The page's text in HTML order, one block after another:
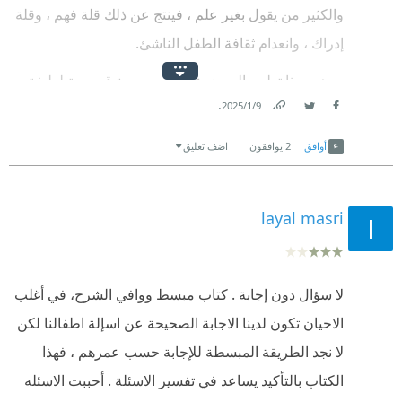
والكثير من يقول بغير علم ، فينتج عن ذلك قلة فهم ، وقلة
إدراك ، وانعدام ثقافة الطفل الناشئ.
ـ وهي بهذا تطرح الموضوعات في صورة قصصية لطيفة ،
تطرحها مزيجًا من الأسئلة الحرجة التربوية والجنسية
والنفسية والعقدية والتعبدية والعلمية الشائكة ، التي يقف
العقل عند حدودها أحيانًا ، ويستعمل في شيء منها أحيانًا ..
إلى عقولنا فنفهم ونعلم .
ـ وقد أجادت أيما إجادة في جزء الأسئلة الحرجة والتربية
النفسية والبدنية والثقافة الجنسية والتوعوية ، كما أجادت
في تبسيط الأسئلة التعبدية عن الصوم والزكاة والحج
والصلاة ، والموت والحياة ، والظلم والجنة والنار ،
والعقاب والعذاب .. كذا في القسم الأخير حول الأسئلة
9‏/1‏/2025
.
أوافق 2 يوافقون اضف تعليق
layal masri
لا سؤال دون إجابة . كتاب مبسط ووافي الشرح، في أغلب
الاحيان تكون لدينا الاجابة الصحيحة عن اسإلة اطفالنا لكن
لا نجد الطريقة المبسطة للإجابة حسب عمرهم ، فهذا
الكتاب بالتأكيد يساعد في تفسير الاسئلة . أحببت الاسئله